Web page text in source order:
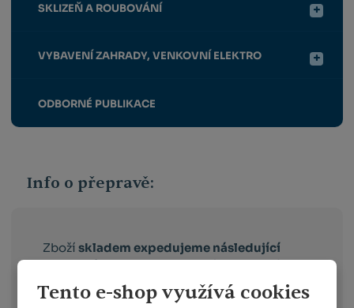
Tento e-shop využívá cookies
SKLIZEŇ A ROUBOVÁNÍ
VYBAVENÍ ZAHRADY, VENKOVNÍ ELEKTRO
ODBORNÉ PUBLIKACE
Info o přepravě:
Zbožískladem expedujeme následující
pracovní den po dni, ve kterém objednávku
obdržíme. Doručování pak probíhá
následující pracovní den po dni expedici.